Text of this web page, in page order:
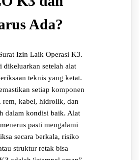
Ada?
Izin Laik Operasi K3.
dikeluarkan setelah alat
teknis yang ketat.
setiap komponen
rem, kabel, hidrolik, dan
dalam kondisi baik. Alat
pasti mengalami
secara berkala, risiko
struktur retak bisa